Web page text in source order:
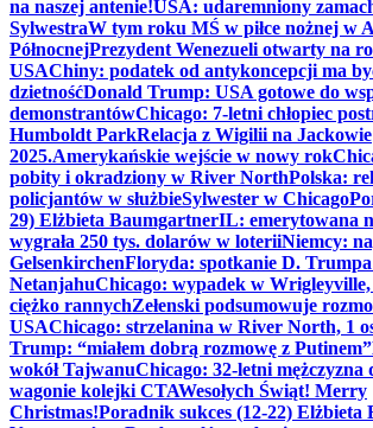
na naszej antenie!USA: udaremniony
SylwestraW tym roku MŚ w piłce nożnej w
PółnocnejPrezydent Wenezueli otwarty na
USAChiny: podatek od antykoncepcji ma
dzietnośćDonald Trump: USA gotowe do
demonstrantówChicago: 7-letni chłopiec
Humboldt ParkRelacja z Wigilii na Jackowie
2025.Amerykańskie wejście w nowy rok
pobity i okradziony w River NorthPolska:
policjantów w służbieSylwester w Chicago
29) Elżbieta BaumgartnerIL: emerytowana
wygrała 250 tys. dolarów w loteriiNiemcy:
GelsenkirchenFloryda: spotkanie D.
NetanjahuChicago: wypadek w
ciężko rannychZełenski podsumowuje
USAChicago: strzelanina w River North, 1
Trump: “miałem dobrą rozmowę z Putinem”
wokół TajwanuChicago: 32-letni mężczyzna
wagonie kolejki CTAWesołych Świąt! Merry
Christmas!Poradnik sukces (12-22) Elżbieta